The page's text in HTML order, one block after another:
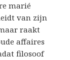
marié
van zijn
raakt
affaires
filosoof